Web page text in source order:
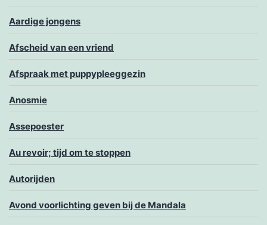
Aardige jongens
Afscheid van een vriend
Afspraak met puppypleeggezin
Anosmie
Assepoester
Au revoir; tijd om te stoppen
Autorijden
Avond voorlichting geven bij de Mandala